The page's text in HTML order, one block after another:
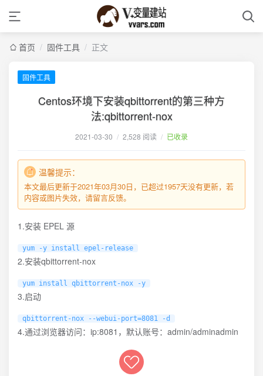
首页 / 固件工具 / 正文
固件工具
Centos环境下安装qbittorrent的第三种方
法:qbittorrent-nox
2021-03-30 / 2,528 阅读 / 已收录
温馨提示：
本文最后更新于2021年03月30日，已超过1957天没有更新，若
内容或图片失效，请留言反馈。
1.安装 EPEL 源
yum -y install epel-release
2.安装qbittorrent-nox
yum install qbittorrent-nox -y
3.启动
qbittorrent-nox --webui-port=8081 -d
4.通过浏览器访问：ip:8081，默认账号：admin/adminadmin